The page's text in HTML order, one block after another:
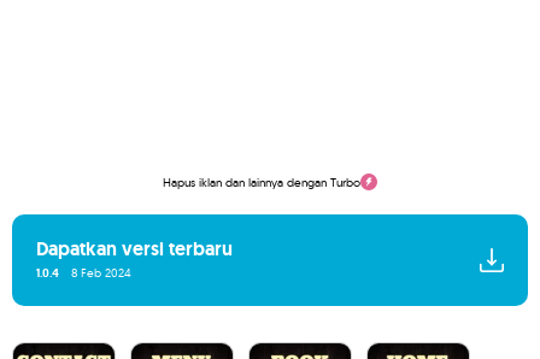
Hapus iklan dan lainnya dengan Turbo
Dapatkan versi terbaru
1.0.4 8 Feb 2024